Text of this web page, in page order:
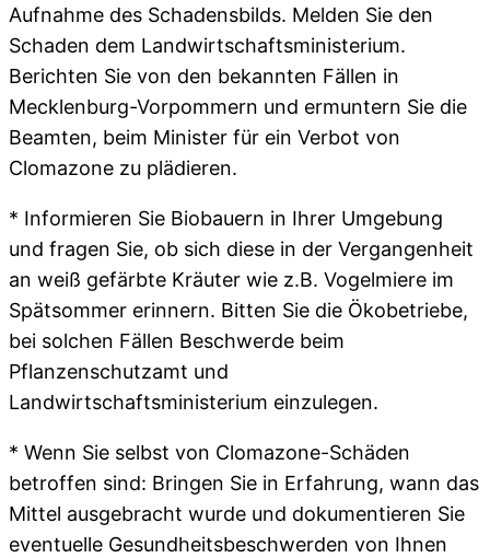
Aufnahme des Schadensbilds. Melden Sie den
Schaden dem Landwirtschaftsministerium.
Berichten Sie von den bekannten Fällen in
Mecklenburg-Vorpommern und ermuntern Sie die
Beamten, beim Minister für ein Verbot von
Clomazone zu plädieren.
* Informieren Sie Biobauern in Ihrer Umgebung
und fragen Sie, ob sich diese in der Vergangenheit
an weiß gefärbte Kräuter wie z.B. Vogelmiere im
Spätsommer erinnern. Bitten Sie die Ökobetriebe,
bei solchen Fällen Beschwerde beim
Pflanzenschutzamt und
Landwirtschaftsministerium einzulegen.
* Wenn Sie selbst von Clomazone-Schäden
betroffen sind: Bringen Sie in Erfahrung, wann das
Mittel ausgebracht wurde und dokumentieren Sie
eventuelle Gesundheitsbeschwerden von Ihnen